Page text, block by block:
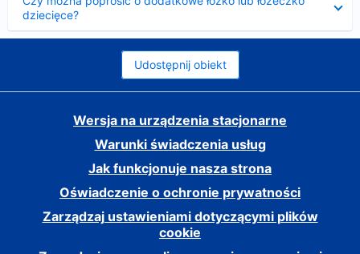
dziecięce?
Udostępnij obiekt
Wersja na urządzenia stacjonarne
Warunki świadczenia usług
Jak funkcjonuje nasza strona
Oświadczenie o ochronie prywatności
Zarządzaj ustawieniami dotyczącymi plików
cookie